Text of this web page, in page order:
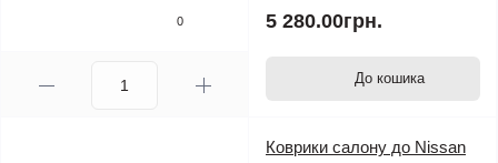
0 5 280.00грн.
До кошика
Коврики салону до Nissan